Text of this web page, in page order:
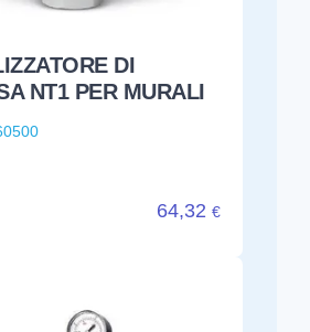
DI
NT1 PER MURALI
64,32 €